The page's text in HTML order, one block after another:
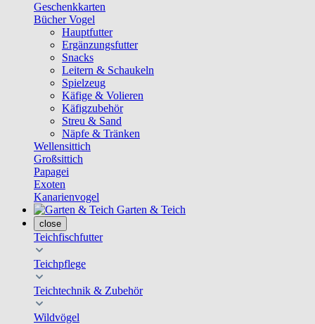
Geschenkkarten
Bücher Vogel
Hauptfutter
Ergänzungsfutter
Snacks
Leitern & Schaukeln
Spielzeug
Käfige & Volieren
Käfigzubehör
Streu & Sand
Näpfe & Tränken
Wellensittich
Großsittich
Papagei
Exoten
Kanarienvogel
Garten & Teich
close
Teichfischfutter
Teichpflege
Teichtechnik & Zubehör
Wildvögel